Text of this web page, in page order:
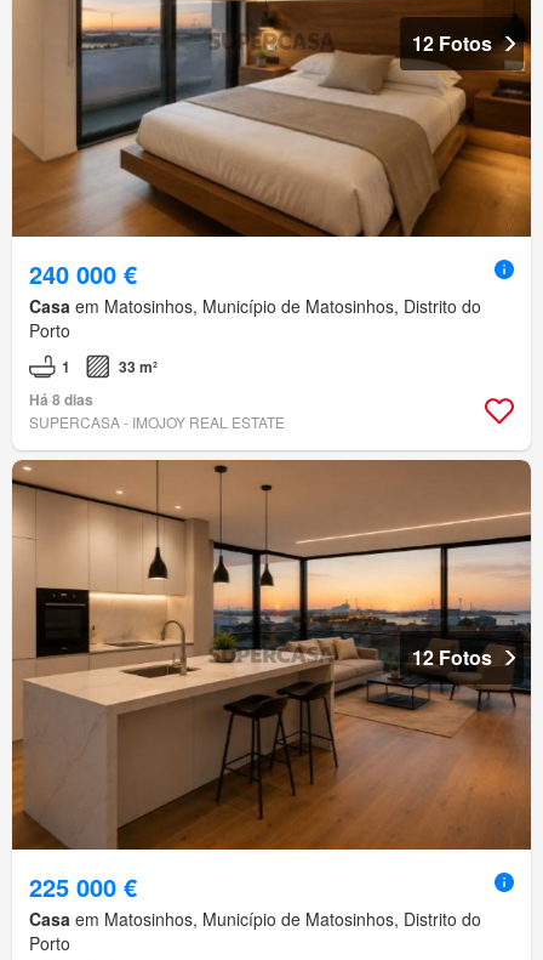
12 Fotos
240 000 €
Casa em Matosinhos, Município de Matosinhos, Distrito do
Porto
1
33 m²
Há 8 dias
SUPERCASA - IMOJOY REAL ESTATE
12 Fotos
225 000 €
Casa em Matosinhos, Município de Matosinhos, Distrito do
Porto